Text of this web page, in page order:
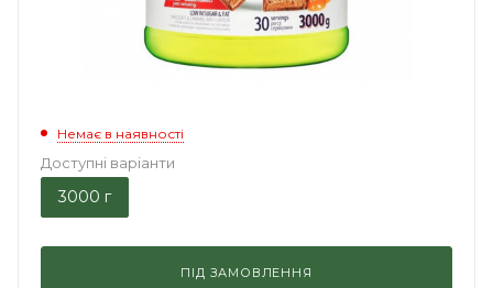
Немає в наявності
Доступні варіанти
3000 г
ПІД ЗАМОВЛЕННЯ